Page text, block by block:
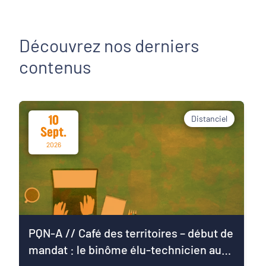
Découvrez nos derniers
contenus
10
Sept.
2026
Distanciel
PQN-A // Café des territoires – début de
mandat : le binôme élu-technicien au